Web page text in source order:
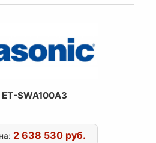
SWA100A3
2 638 530 руб.